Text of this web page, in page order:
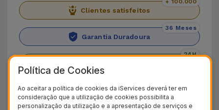
Clientes satisfeitos
+ 100.000
Garantia Duradoura
36 Meses
24H
Descubra a Capa Huawei
Transparente
Política de Cookies
Ao aceitar a política de cookies da iServices deverá ter em
consideração que a utilização de cookies possibilita a
personalização da utilização e a apresentação de serviços e